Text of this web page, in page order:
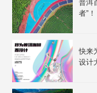
普洱
者”！
快来
设计